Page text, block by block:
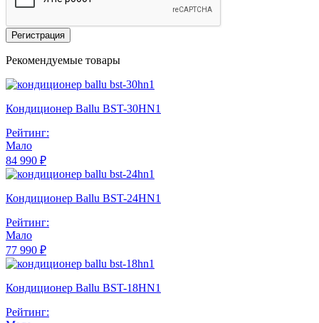
Регистрация
Рекомендуемые товары
Кондиционер Ballu BST-30HN1
Рейтинг:
Мало
84 990 ₽
Кондиционер Ballu BST-24HN1
Рейтинг:
Мало
77 990 ₽
Кондиционер Ballu BST-18HN1
Рейтинг: